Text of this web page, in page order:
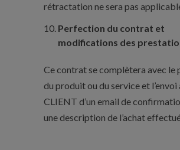
rétractation ne sera pas
Perfection du contrat et
modifications des
Ce contrat se complètera avec le
du produit ou du service et l’envoi
CLIENT d’un email de
une description de l’achat